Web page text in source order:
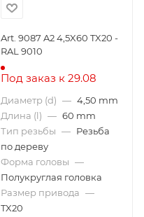
Art. 9087 A2 4,5X60 TX20 -
RAL 9010
Под заказ к 29.08
Диаметр (d) — 4,50 mm
Длина (l) — 60 mm
Тип резьбы — Резьба
по дереву
Форма головы —
Полукруглая головка
Размер привода —
TX20